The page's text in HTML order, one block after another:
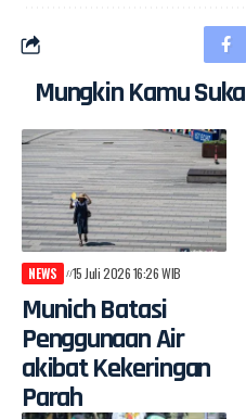
Mungkin Kamu Suka
NEWS 15 Juli 2026 16:26 WIB
Munich Batasi
Penggunaan Air
akibat Kekeringan
Parah